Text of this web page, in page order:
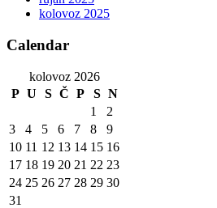
kolovoz 2025
Calendar
kolovoz 2026
P U S Č P S N
1
2
3
4 5 6 7 8
9
10 11 12 13 14 15 16
17 18 19 20 21 22 23
24 25 26 27 28 29 30
31